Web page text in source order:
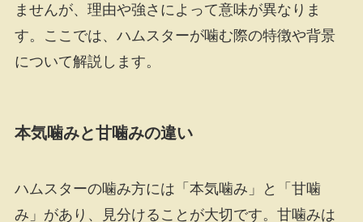
ませんが、理由や強さによって意味が異なりま
す。ここでは、ハムスターが噛む際の特徴や背景
について解説します。
本気噛みと甘噛みの違い
ハムスターの噛み方には「本気噛み」と「甘噛
み」があり、見分けることが大切です。甘噛みは